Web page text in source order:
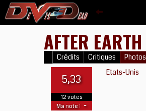
AFTER EARTH
Crédits Critiques Photos
5,33
12 votes
Ma note : -
Etats-Unis